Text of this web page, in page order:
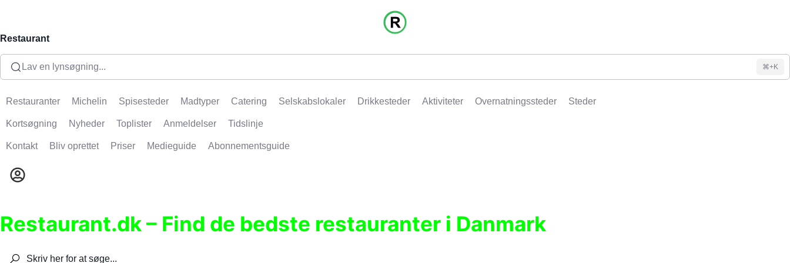
Restaurant
Lav en lynsøgning... ⌘+K
Restauranter Michelin Spisesteder Madtyper Catering Selskabslokaler Drikkesteder Aktiviteter Overnatningssteder Steder
Kortsøgning Nyheder Toplister Anmeldelser Tidslinje
Kontakt Bliv oprettet Priser Medieguide Abonnementsguide
Restaurant.dk – Find de bedste restauranter i Danmark